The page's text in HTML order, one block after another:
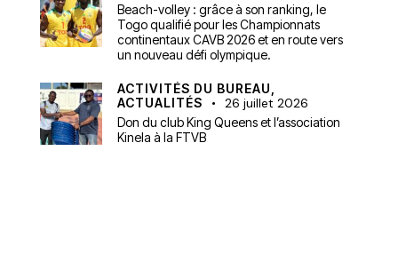
Beach-volley : grâce à son ranking, le
Togo qualifié pour les Championnats
continentaux CAVB 2026 et en route vers
un nouveau défi olympique.
ACTIVITÉS DU BUREAU,
ACTUALITÉS
26 juillet 2026
Don du club King Queens et l’association
Kinela à la FTVB